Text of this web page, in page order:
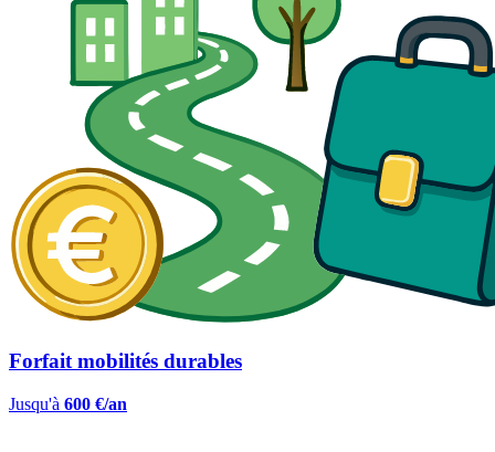
Forfait mobilités durables
Jusqu'à 600 €/an